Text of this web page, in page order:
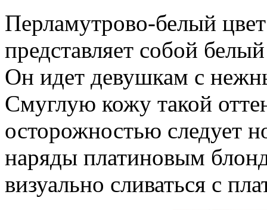
Перламутрово-белый
представляет собой
Он идет девушкам с
Смуглую кожу такой
осторожностью следует
наряды платиновым
визуально сливаться с